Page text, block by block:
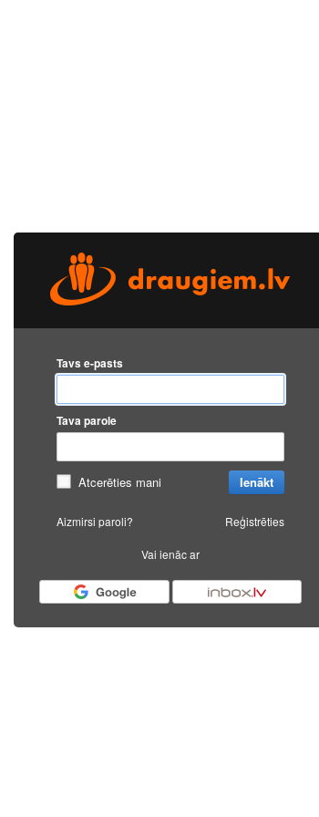
Tavs e-pasts
Tava parole
Atcerēties mani Ienākt
Aizmirsi paroli? Reģistrēties
Vai ienāc ar